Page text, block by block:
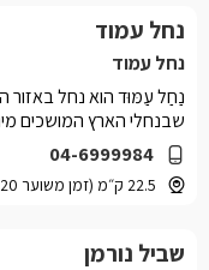
נחל עמוד
נחל עמוד
04-6999984
22.5 ק״מ (זמן משוער 20 דקות)
נַחַל עַמּוּד הוא נחל באזור
שבנחלי הארץ המושכים
שביל נורמן